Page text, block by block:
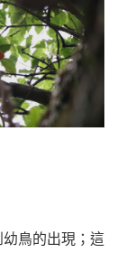
鳥的出現；這